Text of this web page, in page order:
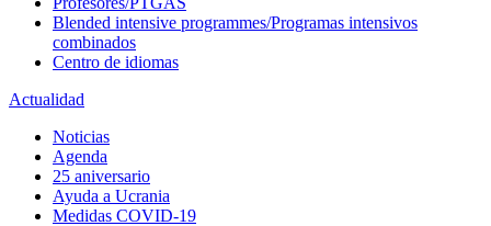
Blended intensive programmes/Programas intensivos
combinados
Centro de idiomas
Actualidad
Noticias
Agenda
25 aniversario
Ayuda a Ucrania
Medidas COVID-19